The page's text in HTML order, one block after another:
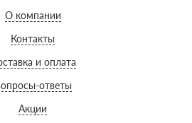
О компании
Контакты
и оплата
ответы
Акции